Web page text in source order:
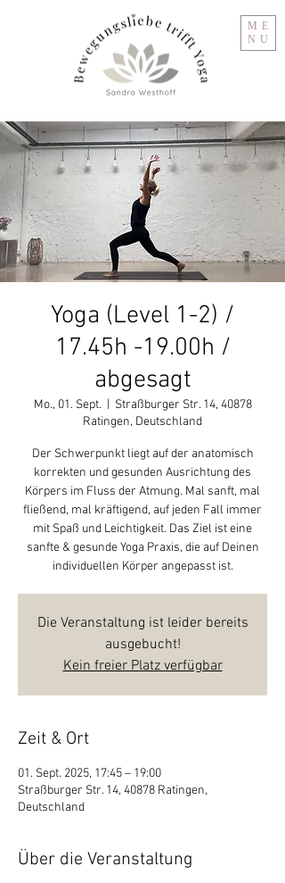
ME
NU
Yoga (Level 1-2) /
17.45h -19.00h /
abgesagt
Mo., 01. Sept.
Straßburger Str. 14, 40878
Ratingen, Deutschland
Der Schwerpunkt liegt auf der anatomisch
korrekten und gesunden Ausrichtung des
Körpers im Fluss der Atmung. Mal sanft, mal
fließend, mal kräftigend, auf jeden Fall immer
mit Spaß und Leichtigkeit. Das Ziel ist eine
sanfte & gesunde Yoga Praxis, die auf Deinen
individuellen Körper angepasst ist.
Die Veranstaltung ist leider bereits
ausgebucht!
Kein freier Platz verfügbar
Zeit & Ort
01. Sept. 2025, 17:45 – 19:00
Straßburger Str. 14, 40878 Ratingen,
Deutschland
Über die Veranstaltung